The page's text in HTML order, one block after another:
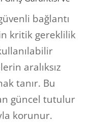
bağlantı
kritik gereklilik
aralıksız
tanır. Bu
güncel tutulur
korunur.